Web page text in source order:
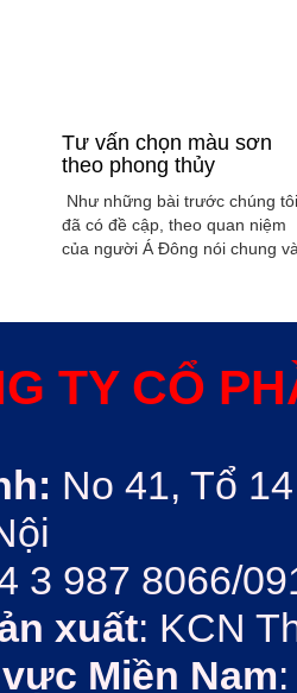
Tư vấn chọn màu sơn
theo phong thủy
Như những bài trước chúng tôi
đã có đề cập, theo quan niệm
của người Á Đông nói chung
xây dụng nhà ở hoặc bất kỳ
thủy trong ngôi nhà thường
được quyết định bởi các nhân
TY CỔ
No 41, Tổ
3 987 8066/
xuất: KCN
Miền Nam